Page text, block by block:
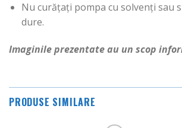
Nu curățați pompa cu solvenți sau
dure.
Imaginile prezentate au un scop
PRODUSE SIMILARE